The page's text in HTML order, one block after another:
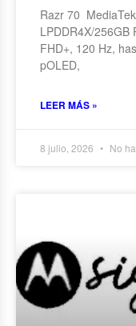
Razr 70
LPDDR4X/256GB
FHD+, 120 Hz,
pOLED,
LEER MÁS »
8 julio, 2026 No